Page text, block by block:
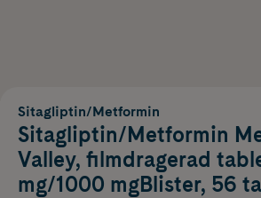
Sitagliptin/Metformin
Sitagliptin/Metformin
Valley, filmdragerad
mg/1000 mgBlister, 56